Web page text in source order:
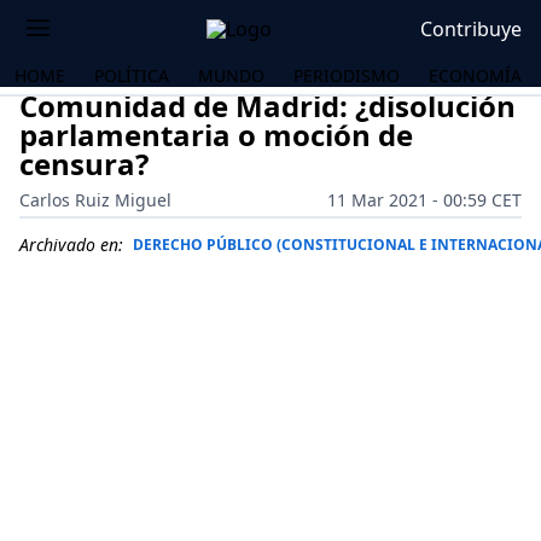
Contribuye
HOME POLÍTICA MUNDO PERIODISMO ECONOMÍA
Comunidad de Madrid: ¿disolución
parlamentaria o moción de
censura?
Carlos Ruiz Miguel
11 Mar 2021 - 00:59 CET
Archivado en: DERECHO PÚBLICO (CONSTITUCIONAL E